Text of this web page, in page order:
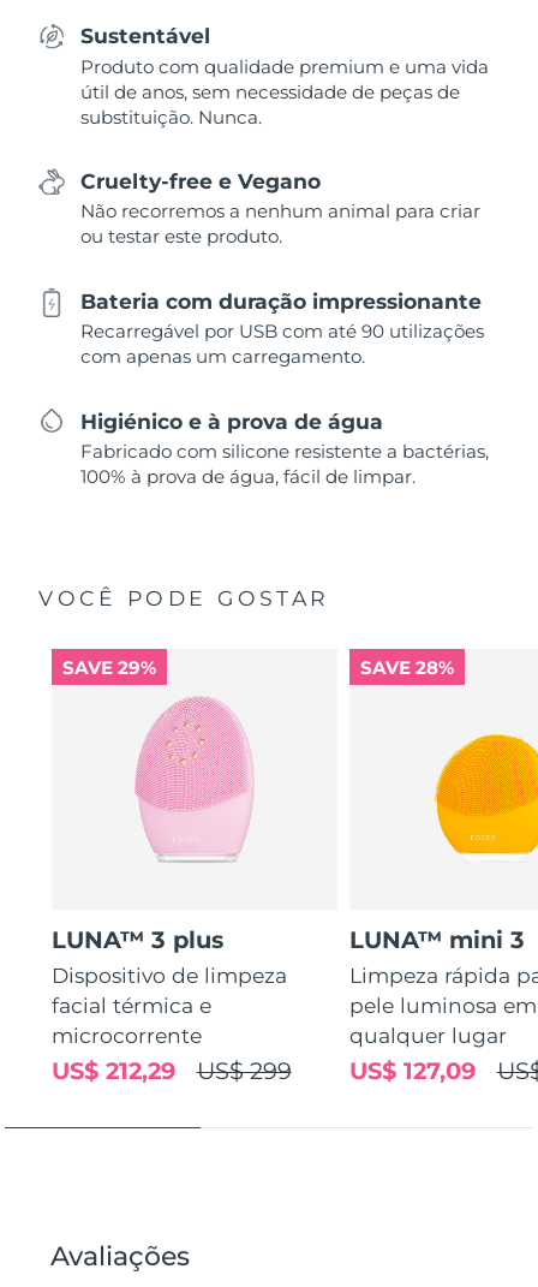
Sustentável
Produto com qualidade premium e uma vida
útil de anos, sem necessidade de peças de
substituição. Nunca.
Cruelty-free e Vegano
Não recorremos a nenhum animal para criar
ou testar este produto.
Bateria com duração impressionante
Recarregável por USB com até 90 utilizações
com apenas um carregamento.
Higiénico e à prova de água
Fabricado com silicone resistente a bactérias,
100% à prova de água, fácil de limpar.
VOCÊ PODE GOSTAR
SAVE 29%
LUNA™ 3 plus
Dispositivo de limpeza
facial térmica e
microcorrente
US$ 299
US$ 212,29
SAVE 28%
LUNA™ mini 3
Limpeza rápida
pele luminosa em
qualquer lugar
US$ 127,09